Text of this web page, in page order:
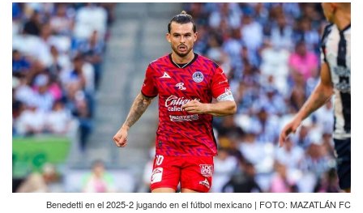
Benedetti en el 2025-2 jugando en el fútbol mexicano | FOTO: MAZATLÁN FC